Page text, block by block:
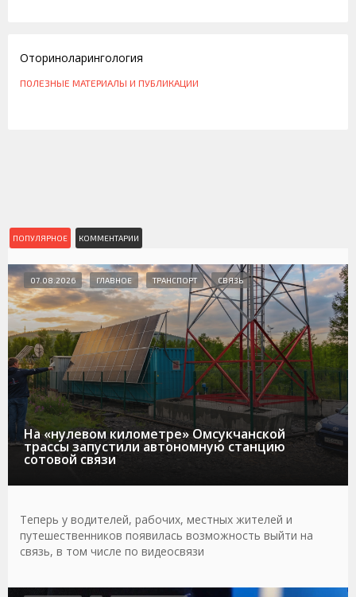
Оториноларингология
ПОЛЕЗНЫЕ МАТЕРИАЛЫ И ПУБЛИКАЦИИ
ПОПУЛЯРНОЕ КОММЕНТАРИИ
На «нулевом километре» Омсукчанской
трассы запустили автономную станцию
сотовой связи
07.08.2026 ГЛАВНОЕ ТРАНСПОРТ СВЯЗЬ
Теперь у водителей, рабочих, местных жителей и
путешественников появилась возможность выйти на
связь, в том числе по видеосвязи